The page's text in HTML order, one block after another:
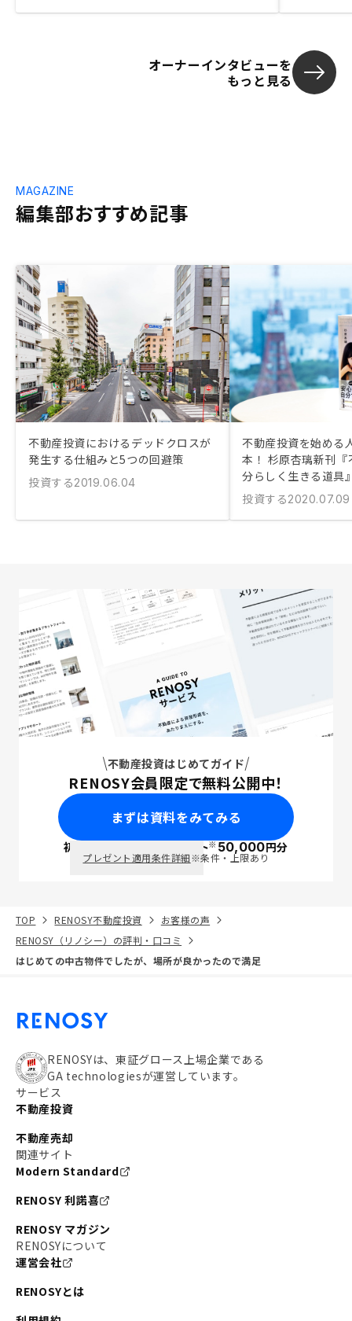
オーナーインタビューを
もっと見る
編集部おすすめ記事
MAGAZINE
不動産投資におけるデッドクロスが
発生する仕組みと5つの回避策
投資する2019.06.04
不動産投資を始める
本！ 杉原杏璃新刊
分らしく生きる道具
投資する2020.07.09
不動産投資はじめてガイド
RENOSY会員限定で無料公開中！
まずは資料をみてみる
初回面談で ポイント※50,000円分
プレゼント適用条件詳細※条件・上限あり
TOP RENOSY不動産投資
お客様の声
RENOSY（リノシー）の評判・口コミ
はじめての中古物件でしたが、場所が良かったので満足
RENOSYは、東証グロース上場企業である
GA technologiesが運営しています。
サービス
不動産投資
不動産売却
関連サイト
Modern Standard
RENOSY 利諾喜
RENOSY マガジン
RENOSYについて
運営会社
RENOSYとは